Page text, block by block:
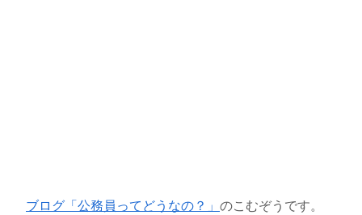
ブログ「公務員ってどうなの？」 のこむぞうです。